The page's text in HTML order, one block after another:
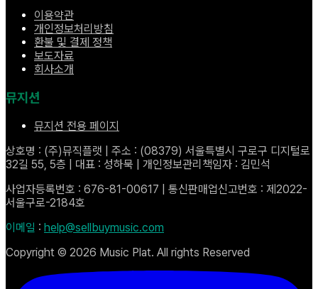
이용약관
개인정보처리방침
환불 및 결제 정책
보도자료
회사소개
뮤지션
뮤지션 전용 페이지
상호명 : (주)뮤직플랫 | 주소 : (08379) 서울특별시 구로구 디지털로
32길 55, 5층 | 대표 : 성하묵 | 개인정보관리책임자 : 김민석
사업자등록번호 : 676-81-00617 | 통신판매업신고번호 : 제2022-
서울구로-2184호
이메일 : help@sellbuymusic.com
Copyright © 2026 Music Plat. All rights Reserved